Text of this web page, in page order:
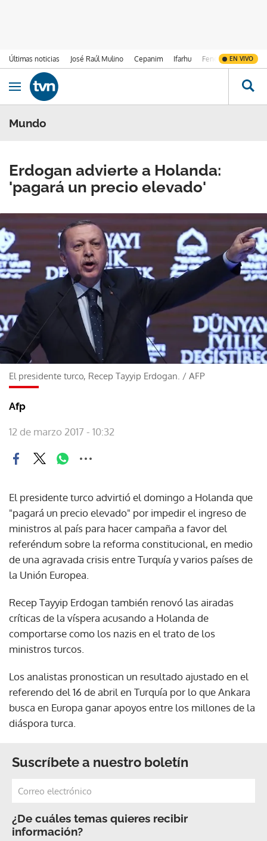
Últimas noticias José Raúl Mulino Cepanim Ifarhu Fenómeno de El
EN VIVO
Ir al contenido
Obrir navegació
Mundo
Erdogan advierte a Holanda:
'pagará un precio elevado'
El presidente turco, Recep Tayyip Erdogan. / AFP
Afp
12 de marzo 2017 - 10:32
El presidente turco advirtió el domingo a Holanda que
"pagará un precio elevado" por impedir el ingreso de
ministros al país para hacer campaña a favor del
referéndum sobre la reforma constitucional, en medio
de una agravada crisis entre Turquía y varios países de
la Unión Europea.
Recep Tayyip Erdogan también renovó las airadas
críticas de la víspera acusando a Holanda de
comportarse como los nazis en el trato de los
ministros turcos.
Los analistas pronostican un resultado ajustado en el
referendo del 16 de abril en Turquía por lo que Ankara
busca en Europa ganar apoyos entre los millones de la
diáspora turca.
Suscríbete a nuestro boletín
¿De cuáles temas quieres recibir
información?